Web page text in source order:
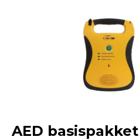
AED basispakket